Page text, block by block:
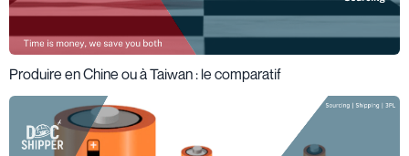
Produire en Chine ou à Taiwan : le comparatif